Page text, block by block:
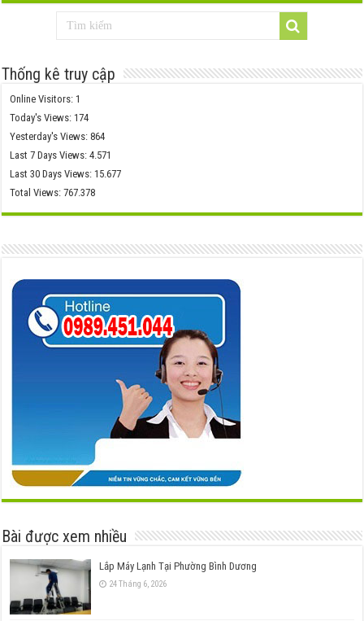
Thống kê truy cập
Online Visitors:1
Today's Views:174
Yesterday's Views:864
Last 7 Days Views:4.571
Last 30 Days Views:15.677
Total Views:767.378
Bài được xem nhiều
Lắp Máy Lạnh Tại Phường Bình Dương
24 Tháng 6, 2026